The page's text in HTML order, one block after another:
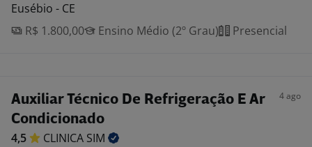
Eusébio - CE
R$ 1.800,00
Ensino Médio (2º Grau) Presencial
Auxiliar Técnico De Refrigeração E Ar
Condicionado
4 ago
4,5 CLINICA SIM